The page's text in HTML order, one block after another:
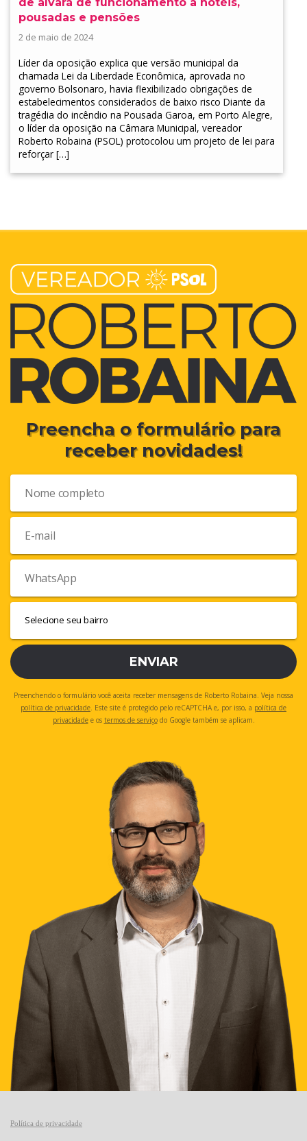
pousadas e pensões
2 de maio de 2024
Líder da oposição explica que versão municipal da
chamada Lei da Liberdade Econômica, aprovada no
governo Bolsonaro, havia flexibilizado obrigações de
estabelecimentos considerados de baixo risco Diante da
tragédia do incêndio na Pousada Garoa, em Porto Alegre,
o líder da oposição na Câmara Municipal, vereador
Roberto Robaina (PSOL) protocolou um projeto de lei para
reforçar […]
Preencha o formulário para
receber novidades!
ENVIAR
Preenchendo o formulário você aceita receber mensagens de Roberto Robaina. Veja nossa
política de privacidade. Este site é protegido pelo reCAPTCHA e, por isso, a política de
privacidadee os termos de serviçodo Google também se aplicam.
Política de privacidade